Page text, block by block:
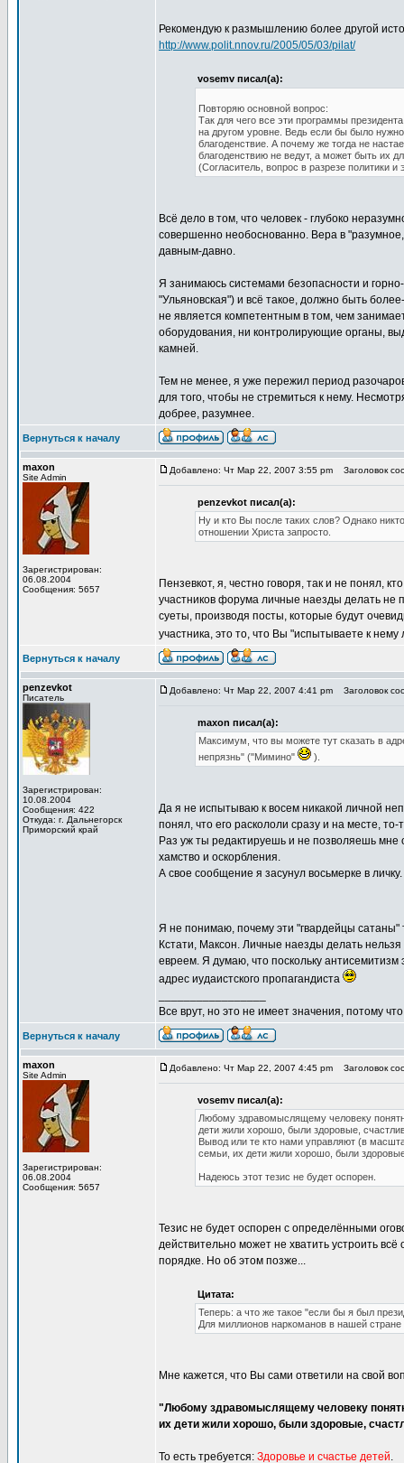
Рекомендую к размышлению более другой
http://www.polit.nnov.ru/2005/05/03/pilat/
vosemv писал(а):
Повторяю основной вопрос:
Так для чего все эти программы
на другом уровне. Ведь если бы было
благоденствие. А почему же тогда не
благоденствию не ведут, а может быть их
(Согласитель, вопрос в разрезе политики
Всё дело в том, что человек - глубоко
совершенно необоснованно. Вера в
давным-давно.
Я занимаюсь системами безопасности и
"Ульяновская") и всё такое, должно быть
не является компетентным в том, чем
оборудования, ни контролирующие органы,
камней.
Тем не менее, я уже пережил период
для того, чтобы не стремиться к нему.
добрее, разумнее.
Вернуться к началу
maxon
Site Admin
Зарегистрирован:
06.08.2004
Сообщения: 5657
Добавлено: Чт Мар 22, 2007 3:55 pm Заголовок
penzevkot писал(а):
Ну и кто Вы после таких слов? Однако
отношении Христа запросто.
Пензевкот, я, честно говоря, так и не понял,
участников форума личные наезды делать не
суеты, производя посты, которые будут
участника, это то, что Вы "испытываете к
Вернуться к началу
penzevkot
Писатель
Зарегистрирован:
10.08.2004
Сообщения: 422
Откуда: г. Дальнегорск
Приморский край
Добавлено: Чт Мар 22, 2007 4:41 pm Заголовок
maxon писал(а):
Максимум, что вы можете тут сказать в
непрязнь" ("Мимино"
).
Да я не испытываю к восем никакой личной
понял, что его раскололи сразу и на месте,
Раз уж ты редактируешь и не позволяешь мне
хамство и оскорбления.
А свое сообщение я засунул восьмерке в
Я не понимаю, почему эти "гвардейцы
Кстати, Максон. Личные наезды делать
евреем. Я думаю, что поскольку
адрес иудаистского пропагандиста
Все врут, но это не имеет значения, потому
Вернуться к началу
maxon
Site Admin
Зарегистрирован:
06.08.2004
Сообщения: 5657
Добавлено: Чт Мар 22, 2007 4:45 pm Заголовок
vosemv писал(а):
Любому здравомыслящему человеку
дети жили хорошо, были здоровые,
Вывод или те кто нами управляют (в
семьи, их дети жили хорошо, были
Надеюсь этот тезис не будет оспорен.
Тезис не будет оспорен с определёнными
действительно может не хватить устроить
порядке. Но об этом позже...
Цитата:
Теперь: а что же такое "если бы я был
Для миллионов наркоманов в нашей
Мне кажется, что Вы сами ответили на свой
"Любому здравомыслящему человеку
их дети жили хорошо, были здоровые,
То есть требуется: Здоровье и счастье детей.